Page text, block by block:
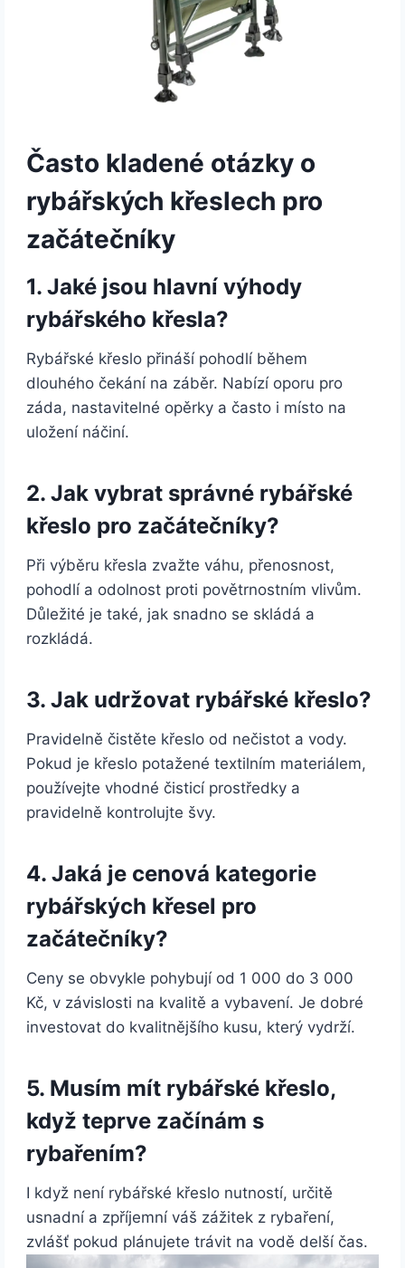
Často kladené otázky o
rybářských křeslech pro
začátečníky
1. Jaké jsou hlavní výhody
rybářského křesla?
Rybářské křeslo přináší pohodlí během
dlouhého čekání na záběr. Nabízí oporu pro
záda, nastavitelné opěrky a často i místo na
uložení náčiní.
2. Jak vybrat správné rybářské
křeslo pro začátečníky?
Při výběru křesla zvažte váhu, přenosnost,
pohodlí a odolnost proti povětrnostním vlivům.
Důležité je také, jak snadno se skládá a
rozkládá.
3. Jak udržovat rybářské křeslo?
Pravidelně čistěte křeslo od nečistot a vody.
Pokud je křeslo potažené textilním materiálem,
používejte vhodné čisticí prostředky a
pravidelně kontrolujte švy.
4. Jaká je cenová kategorie
rybářských křesel pro
začátečníky?
Ceny se obvykle pohybují od 1 000 do 3 000
Kč, v závislosti na kvalitě a vybavení. Je dobré
investovat do kvalitnějšího kusu, který vydrží.
5. Musím mít rybářské křeslo,
když teprve začínám s
rybařením?
I když není rybářské křeslo nutností, určitě
usnadní a zpříjemní váš zážitek z rybaření,
zvlášť pokud plánujete trávit na vodě delší čas.